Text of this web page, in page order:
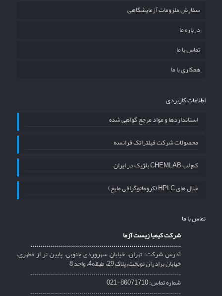
سفارش ملزومات آزمایشگاهی
درباره ما
تماس با ما
همکاری با ما
اطلاعات کاربردی
استانداردها و مواد مرجع گواهی شده
محصولات شرکت فیلتراتک فرانسه
کم لب CHEMLAB بلژیک در ایران
حلال های HPLC (کروماتوگرافی مایع)
تماس با ما
شرکت کیمیا زیست آزما
............................................................................
آدرس شرکت: تهران، خیابان سهروردی جنوبی، پایین تر از مطهری،
خیابان برادران نوبخت، پلاک 29، طبقه4، واحد 8
............................................................................
شماره تماس: 86071710-021
............................................................................